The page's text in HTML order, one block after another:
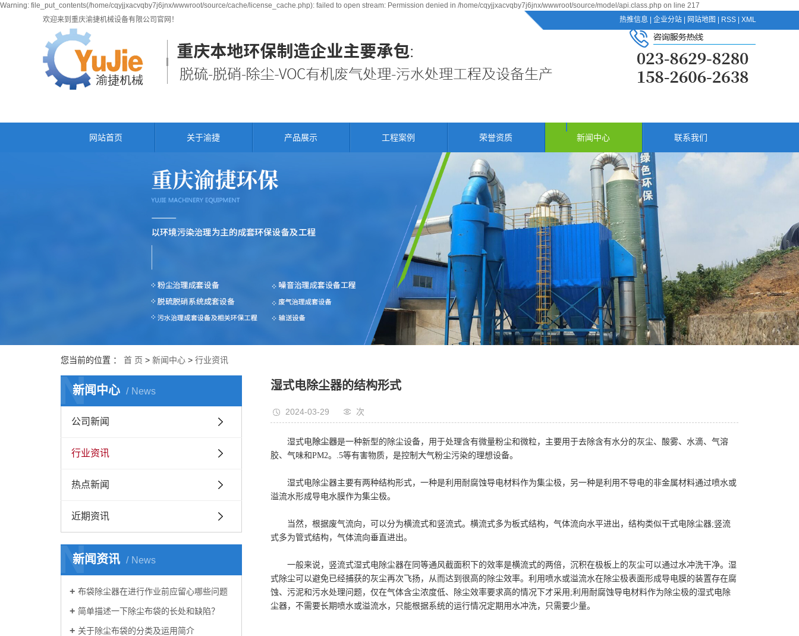
Warning: file_put_contents(/home/cqyjjxacvqby7j6jnx/wwwroot/source/cache/license_cache.php): failed to open stream: Permission denied in /home/cqyjjxacvqby7j6jnx/wwwroot/source/model/api.class.php on line 217
欢迎来到重庆渝捷机械设备有限公司官网！
热推信息 企业分站 网站地图 RSS XML
网站首页 关于渝捷 产品展示 工程案例 荣誉资质 新闻中心 联系我们
您当前的位置 ： 首 页 > 新闻中心 > 行业资讯
新闻中心 News
N
公司新闻
行业资讯
热点新闻
近期资讯
新闻资讯 News
N
布袋除尘器在进行作业前应留心哪些问题
简单描述一下除尘布袋的长处和缺陷？
关于除尘布袋的分类及运用简介
湿式电除尘器的结构形式
2024-03-29 次
湿式电除尘器是一种新型的除尘设备，用于处理含有微量粉尘和微粒，主要用于去除含有水分的灰尘、酸雾、水滴、气溶
胶、气味和PM2。.5等有害物质，是控制大气粉尘污染的理想设备。
湿式电除尘器主要有两种结构形式，一种是利用耐腐蚀导电材料作为集尘极，另一种是利用不导电的非金属材料通过喷水或
溢流水形成导电水膜作为集尘极。
当然，根据废气流向，可以分为横流式和竖流式。横流式多为板式结构，气体流向水平进出，结构类似干式电除尘器;竖流
式多为管式结构，气体流向垂直进出。
一般来说，竖流式湿式电除尘器在同等通风截面积下的效率是横流式的两倍，沉积在极板上的灰尘可以通过水冲洗干净。湿
式除尘可以避免已经捕获的灰尘再次飞扬，从而达到很高的除尘效率。利用喷水或溢流水在除尘极表面形成导电膜的装置存在腐
蚀、污泥和污水处理问题，仅在气体含尘浓度低、除尘效率要求高的情况下才采用;利用耐腐蚀导电材料作为除尘极的湿式电除
尘器，不需要长期喷水或溢流水，只能根据系统的运行情况定期用水冲洗，只需要少量。